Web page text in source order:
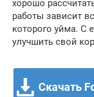
хорошо
работы зависит
которого уйма.
улучшить свой
Скачать